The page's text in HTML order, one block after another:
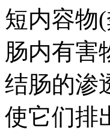
短内容物
肠内有害
结肠的渗
使它们排